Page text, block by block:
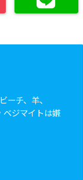
ーチ、羊、
ベジマイトは嫌